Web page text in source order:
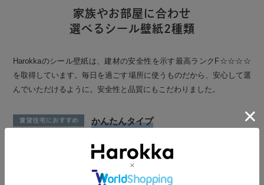
家族やお部屋に合わせ
選べるシール壁紙2種類
Harokkaのシール壁紙は、建材の安全性を示す最高ランクF☆☆☆☆
を取得しています。毎日を過ごす場所に使うものだから、安心して選
んでいただけるように。安全性と品質にもこだわりました。
かんたんタイプ
す。軽量で貼ってはがしやすいため、賃貸住宅に
お住まいの方でも安心してご使用いただけます。
ホルムアルデヒド認定は、最高ランクの